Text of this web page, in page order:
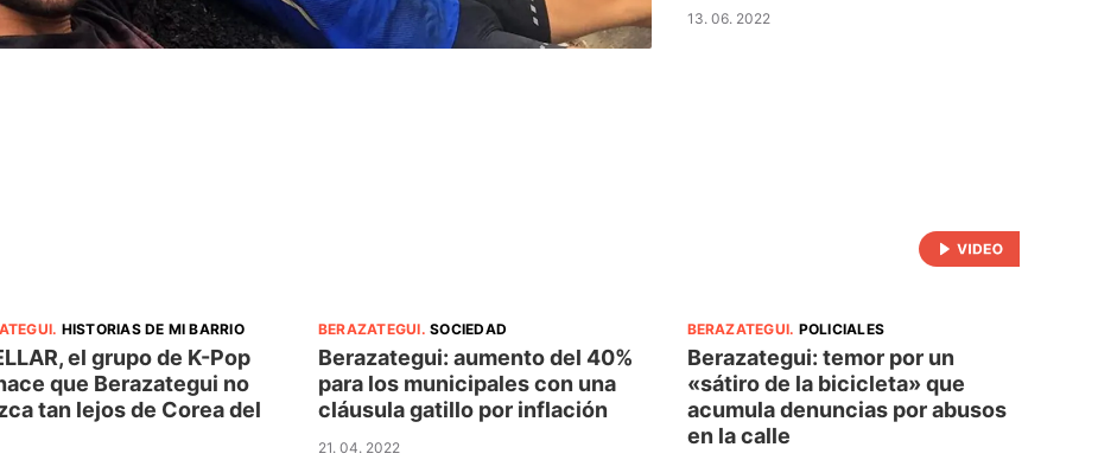
13. 06. 2022
. HISTORIAS DE MI BARRIO
el grupo de K-Pop
que Berazategui no
tan lejos de Corea del
BERAZATEGUI.SOCIEDAD
Berazategui: aumento del 40%
para los municipales con una
cláusula gatillo por inflación
21. 04. 2022
BERAZATEGUI. POLICIALES
Berazategui: temor por un
«sátiro de la bicicleta» que
acumula denuncias por abusos
en la calle